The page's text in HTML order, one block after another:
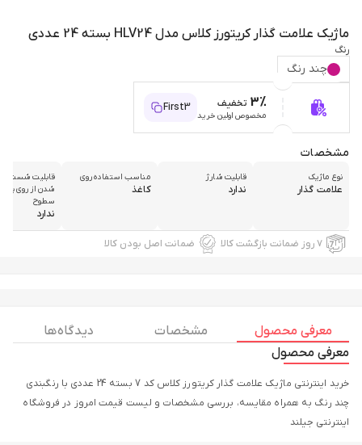
ماژیک علامت گذار کریتورز کلاس مدل HLV24 بسته 24 عددی
رنگ
چند رنگ
3% تخفیف
مخصوص اولین خرید
First3
مشخصات
نوع ماژیک
علامت گذار
قابلیت شارژ
ندارد
مناسب استفاده روی
کاغذ
قابلیت
شدن از روی
سطوح
ندارد
۷ روز ضمانت بازگشت کالا ضمانت اصل بودن کالا
معرفی محصول مشخصات
دیدگاه ها
معرفی محصول
خرید اینترنتی ماژیک علامت گذار کریتورز کلاس کد 7 بسته 24 عددی با رنگبندی
چند رنگ به همراه مقایسه، بررسی مشخصات و لیست قیمت امروز در فروشگاه
اینترنتی جیلند